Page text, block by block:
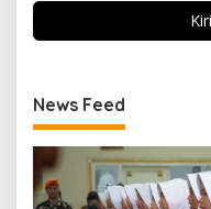
News Feed